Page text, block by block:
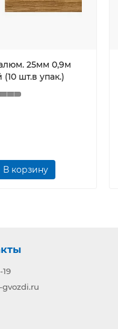
25мм 0,9м
шт.в упак.)
В корзину
19
gvozdi.ru